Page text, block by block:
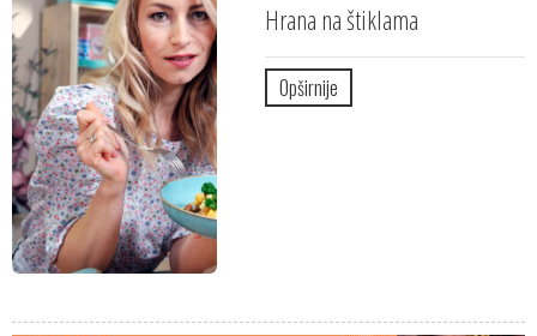
Hrana na štiklama
Opširnije